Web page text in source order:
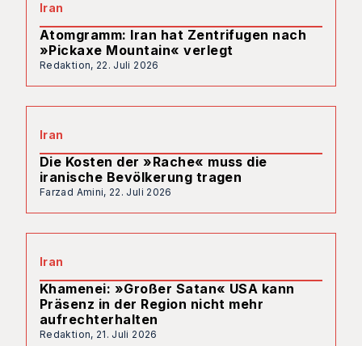
Iran
Atomgramm: Iran hat Zentrifugen nach
»Pickaxe Mountain« verlegt
Redaktion, 22. Juli 2026
Iran
Die Kosten der »Rache« muss die
iranische Bevölkerung tragen
Farzad Amini, 22. Juli 2026
Iran
Khamenei: »Großer Satan« USA kann
Präsenz in der Region nicht mehr
aufrechterhalten
Redaktion, 21. Juli 2026